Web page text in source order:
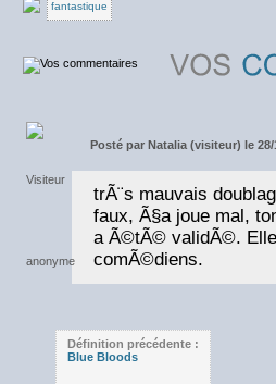
fantastique
Posté par Natalia (visiteur) le 28/
trÃ¨s mauvais
faux, Ã§a joue mal,
a Ã©tÃ© validÃ©. Elle
comÃ©diens.
Définition précédente :
Blue Bloods